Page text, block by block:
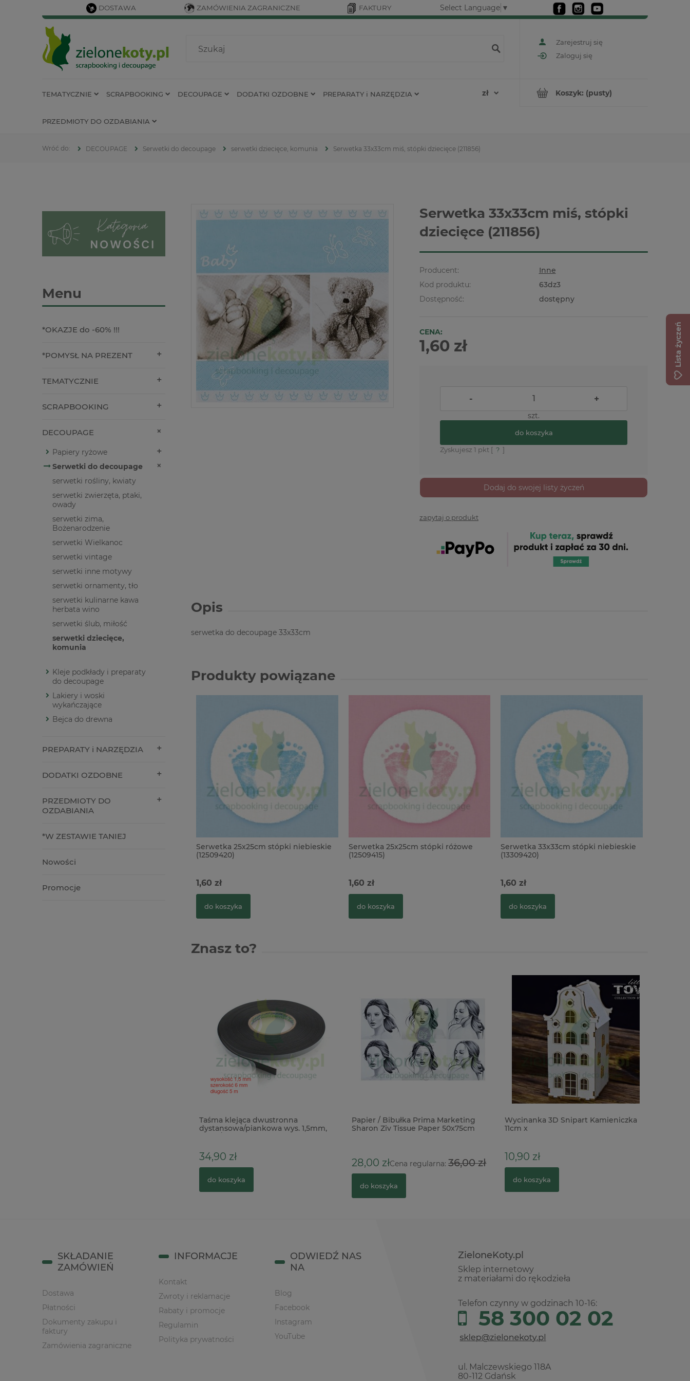
DOSTAWA ZAMÓWIENIA ZAGRANICZNE FAKTURY Select Language ▼
Zarejestruj się
Zaloguj się
Koszyk: (pusty)
TEMATYCZNIE SCRAPBOOKING DECOUPAGE DODATKI OZDOBNE PREPARATY i NARZĘDZIA
PRZEDMIOTY DO OZDABIANIA
DECOUPAGE Serwetki do decoupage serwetki dziecięce, komunia Serwetka 33x33cm miś, stópki dziecięce (211856)
Menu
*OKAZJE do -60% !!!
*POMYSŁ NA PREZENT
TEMATYCZNIE
SCRAPBOOKING
DECOUPAGE
Papiery ryżowe
Serwetki do decoupage
serwetki rośliny, kwiaty
serwetki zwierzęta, ptaki,
owady
serwetki zima,
Bożenarodzenie
serwetki Wielkanoc
serwetki vintage
serwetki inne motywy
serwetki ornamenty, tło
serwetki kulinarne kawa
herbata wino
serwetki ślub, miłość
serwetki dziecięce,
komunia
Kleje podkłady i preparaty
do decoupage
Lakiery i woski
wykańczające
Bejca do drewna
PREPARATY i NARZĘDZIA
DODATKI OZDOBNE
PRZEDMIOTY DO
OZDABIANIA
*W ZESTAWIE TANIEJ
Nowości
Promocje
Serwetka 33x33cm miś, stópki
dziecięce (211856)
Producent:
Inne
Kod produktu:
63dz3
Dostępność:
dostępny
CENA:
1,60 zł
- +
szt.
do koszyka
Zyskujesz 1 pkt [ ? ]
Dodaj do swojej listy życzeń
zapytaj o produkt
Opis
serwetka do decoupage 33x33cm
Produkty powiązane
Serwetka 25x25cm stópki niebieskie
(12509420)
1,60 zł
do koszyka
Serwetka 25x25cm stópki różowe
(12509415)
1,60 zł
do koszyka
Serwetka 33x33cm stópki niebieskie
(13309420)
1,60 zł
do koszyka
Znasz to?
Taśma klejąca dwustronna
dystansowa/piankowa wys. 1,5mm,
34,90 zł
do koszyka
Papier / Bibułka Prima Marketing
Sharon Ziv Tissue Paper 50x75cm
28,00 złCena regularna:36,00 zł
do koszyka
Wycinanka 3D Snipart Kamieniczka
11cm x
10,90 zł
do koszyka
ZieloneKoty.pl
Sklep internetowy
z materiałami do rękodzieła
Telefon czynny w godzinach 10-16:
58 300 02 02
ul. Malczewskiego 118A
80-112 Gdańsk
SKŁADANIE
ZAMÓWIEŃ
Dostawa
Płatności
Dokumenty zakupu i
faktury
Zamówienia zagraniczne
INFORMACJE
Kontakt
Zwroty i reklamacje
Rabaty i promocje
Regulamin
Polityka prywatności
ODWIEDŹ NAS
NA
Blog
Facebook
Instagram
YouTube
Lista życzeń